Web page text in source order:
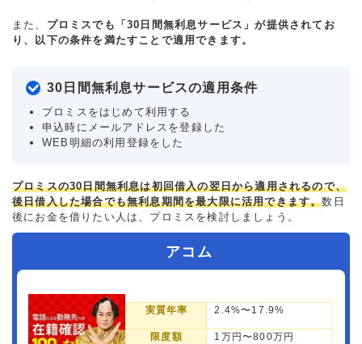
また、 プロミスでも「30日間無利息サービス」が提供されてお
り、以下の条件を満たすことで適用できます。
30日間無利息サービスの適用条件
プロミスをはじめて利用する
申込時にメールアドレスを登録した
WEB明細の利用登録をした
プロミスの30日間無利息は初回借入の翌日から適用されるので、
後日借入した場合でも無利息期間を最大限に活用できます。数日
後にお金を借りたい人は、プロミスを検討しましょう。
アコム
実質年率 2.4%〜17.9%
限度額 1万円〜800万円